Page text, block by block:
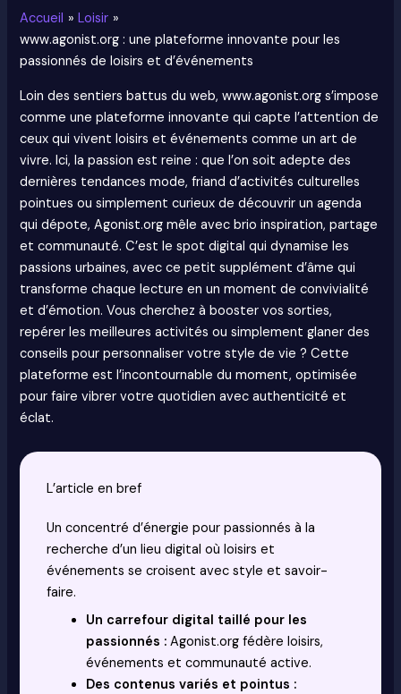
Accueil
Loisir
www.agonist.org : une plateforme innovante pour les
passionnés de loisirs et d’événements
Loin des sentiers battus du web, www.agonist.org s’impose
comme une plateforme innovante qui capte l’attention de
ceux qui vivent loisirs et événements comme un art de
vivre. Ici, la passion est reine : que l’on soit adepte des
dernières tendances mode, friand d’activités culturelles
pointues ou simplement curieux de découvrir un agenda
qui dépote, Agonist.org mêle avec brio inspiration, partage
et communauté. C’est le spot digital qui dynamise les
passions urbaines, avec ce petit supplément d’âme qui
transforme chaque lecture en un moment de convivialité
et d’émotion. Vous cherchez à booster vos sorties,
repérer les meilleures activités ou simplement glaner des
conseils pour personnaliser votre style de vie ? Cette
plateforme est l’incontournable du moment, optimisée
pour faire vibrer votre quotidien avec authenticité et
éclat.
L’article en bref
Un concentré d’énergie pour passionnés à la
recherche d’un lieu digital où loisirs et
événements se croisent avec style et savoir-
faire.
Un carrefour digital taillé pour les
passionnés : Agonist.org fédère loisirs,
événements et communauté active.
Des contenus variés et pointus :